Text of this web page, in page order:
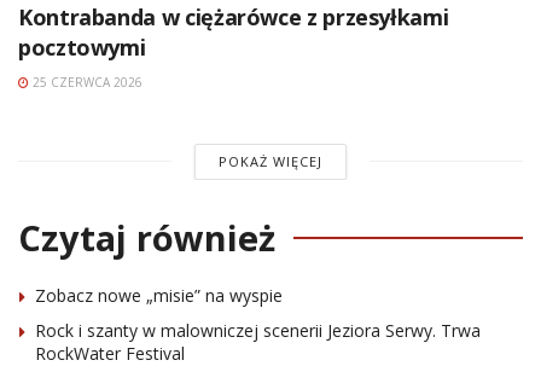
Kontrabanda w ciężarówce z przesyłkami
pocztowymi
25 CZERWCA 2026
POKAŻ WIĘCEJ
Czytaj również
Zobacz nowe „misie” na wyspie
Rock i szanty w malowniczej scenerii Jeziora Serwy. Trwa
RockWater Festival